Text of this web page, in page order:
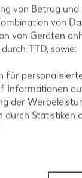
Pfeffer
von Betrug
von
von Geräten
TTD, sowie:
Informationen
der
Statistiken